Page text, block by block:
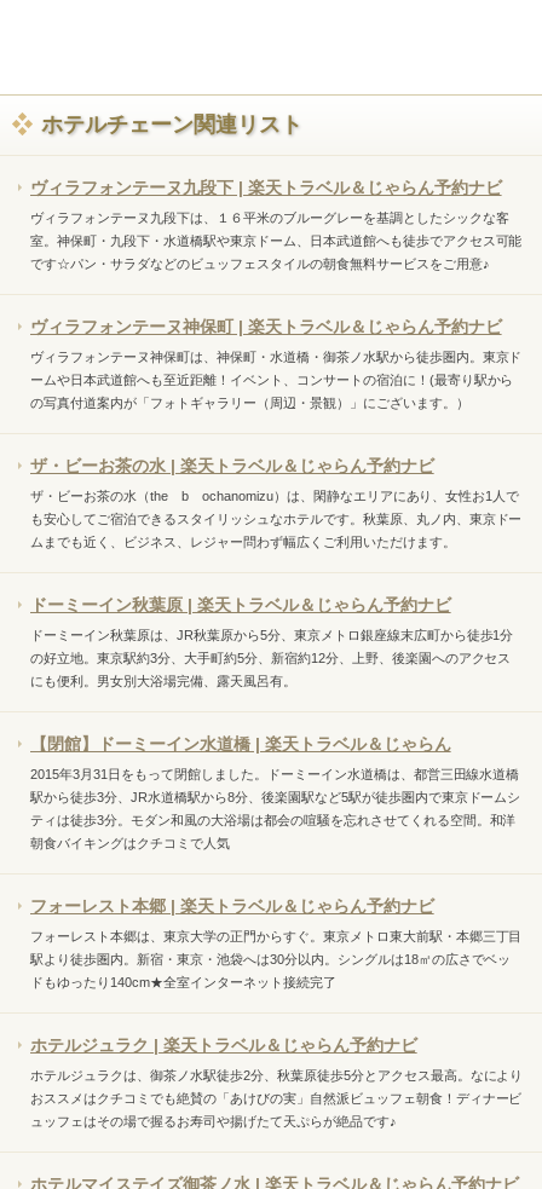
ホテルチェーン関連リスト
ヴィラフォンテーヌ九段下 | 楽天トラベル＆じゃらん予約ナビ
ヴィラフォンテーヌ九段下は、１６平米のブルーグレーを基調としたシックな客
室。神保町・九段下・水道橋駅や東京ドーム、日本武道館へも徒歩でアクセス可能
です☆パン・サラダなどのビュッフェスタイルの朝食無料サービスをご用意♪
ヴィラフォンテーヌ神保町 | 楽天トラベル＆じゃらん予約ナビ
ヴィラフォンテーヌ神保町は、神保町・水道橋・御茶ノ水駅から徒歩圏内。東京ド
ームや日本武道館へも至近距離！イベント、コンサートの宿泊に！(最寄り駅から
の写真付道案内が「フォトギャラリー（周辺・景観）」にございます。）
ザ・ビーお茶の水 | 楽天トラベル＆じゃらん予約ナビ
ザ・ビーお茶の水（the b ochanomizu）は、閑静なエリアにあり、女性お1人で
も安心してご宿泊できるスタイリッシュなホテルです。秋葉原、丸ノ内、東京ドー
ムまでも近く、ビジネス、レジャー問わず幅広くご利用いただけます。
ドーミーイン秋葉原 | 楽天トラベル＆じゃらん予約ナビ
ドーミーイン秋葉原は、JR秋葉原から5分、東京メトロ銀座線末広町から徒歩1分
の好立地。東京駅約3分、大手町約5分、新宿約12分、上野、後楽園へのアクセス
にも便利。男女別大浴場完備、露天風呂有。
【閉館】ドーミーイン水道橋 | 楽天トラベル＆じゃらん
2015年3月31日をもって閉館しました。ドーミーイン水道橋は、都営三田線水道橋
駅から徒歩3分、JR水道橋駅から8分、後楽園駅など5駅が徒歩圏内で東京ドームシ
ティは徒歩3分。モダン和風の大浴場は都会の喧騒を忘れさせてくれる空間。和洋
朝食バイキングはクチコミで人気
フォーレスト本郷 | 楽天トラベル＆じゃらん予約ナビ
フォーレスト本郷は、東京大学の正門からすぐ。東京メトロ東大前駅・本郷三丁目
駅より徒歩圏内。新宿・東京・池袋へは30分以内。シングルは18㎡の広さでベッ
ドもゆったり140cm★全室インターネット接続完了
ホテルジュラク | 楽天トラベル＆じゃらん予約ナビ
ホテルジュラクは、御茶ノ水駅徒歩2分、秋葉原徒歩5分とアクセス最高。なにより
おススメはクチコミでも絶賛の「あけびの実」自然派ビュッフェ朝食！ディナービ
ュッフェはその場で握るお寿司や揚げたて天ぷらが絶品です♪
ホテルマイステイズ御茶ノ水 | 楽天トラベル＆じゃらん予約ナビ